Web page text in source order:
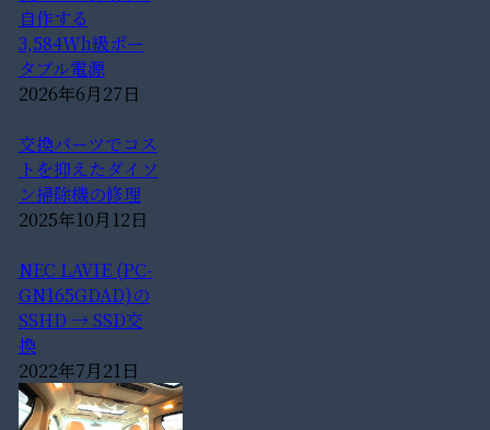
自作する
3,584Wh級ポー
タブル電源
2026年6月27日
交換パーツでコス
トを抑えたダイソ
ン掃除機の修理
2025年10月12日
NEC LAVIE (PC-
GN165GDAD)の
SSHD → SSD交
換
2022年7月21日